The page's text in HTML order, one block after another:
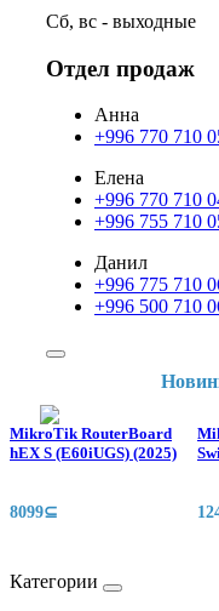
Сб, вс - выходные
Отдел продаж
Анна
+996 770 710
Елена
+996 770 710
+996 755 710
Данил
+996 775 710
+996 500 710
MikroTik RouterBoard
hEX S (E60iUGS) (2025)
8099⊆
Категории